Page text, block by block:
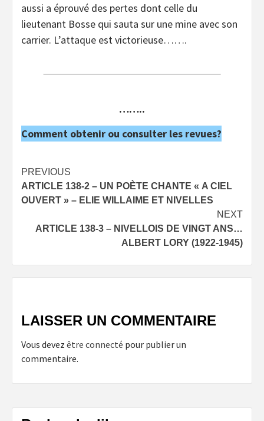
aussi a éprouvé des pertes dont celle du
lieutenant Bosse qui sauta sur une mine avec son
carrier. L’attaque est victorieuse…….
……..
Comment obtenir ou consulter les revues?
Post
navigation
PREVIOUS
ARTICLE 138-2 – UN POÈTE CHANTE « A CIEL
OUVERT » – ELIE WILLAIME ET NIVELLES
NEXT
ARTICLE 138-3 – NIVELLOIS DE VINGT ANS…
ALBERT LORY (1922-1945)
LAISSER UN COMMENTAIRE
Vous devez être connecté pour publier un
commentaire.